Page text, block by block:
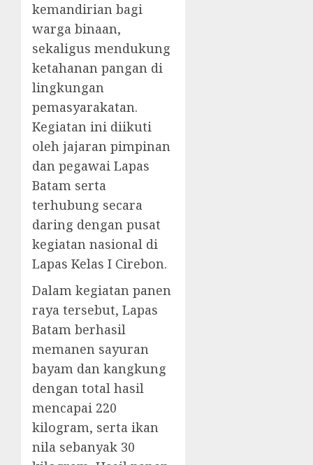
kemandirian bagi
warga binaan,
sekaligus mendukung
ketahanan pangan di
lingkungan
pemasyarakatan.
Kegiatan ini diikuti
oleh jajaran pimpinan
dan pegawai Lapas
Batam serta
terhubung secara
daring dengan pusat
kegiatan nasional di
Lapas Kelas I Cirebon.
Dalam kegiatan panen
raya tersebut, Lapas
Batam berhasil
memanen sayuran
bayam dan kangkung
dengan total hasil
mencapai 220
kilogram, serta ikan
nila sebanyak 30